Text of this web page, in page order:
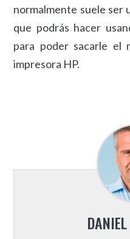
normalmente suele ser
que podrás hacer
para poder sacarle el
impresora HP.